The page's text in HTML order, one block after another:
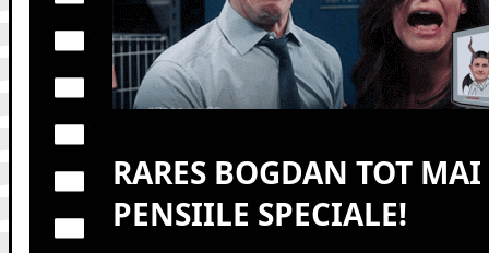
RARES BOGDAN TOT
PENSIILE SPECIALE!